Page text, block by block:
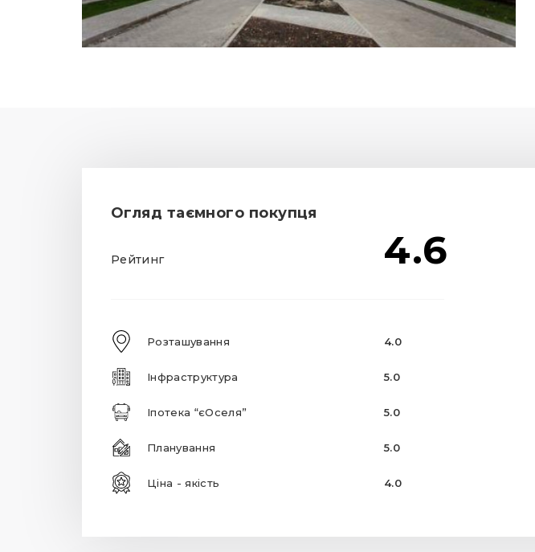
Огляд таємного покупця
Рейтинг 4.6
Розташування 4.0
Інфраструктура 5.0
Іпотека “єОселя” 5.0
Планування 5.0
Ціна - якість 4.0